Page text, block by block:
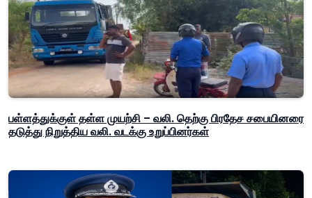
பள்ளத்துக்குள் தள்ள முயற்சி – வலி. தெற்கு பிரதேச சபையினரை
தடுத்து நிறுத்திய வலி. வடக்கு உறுப்பினர்கள்